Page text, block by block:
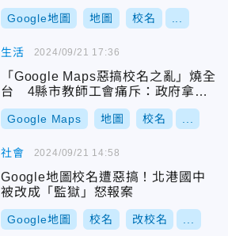
Google地圖 地圖 校名
生活
「Google Maps惡搞校名之亂」燒全
台 4縣市教師工會痛斥：政府拿不
出數位政策應對
Google Maps 地圖 校名
2024/09/21 17:36
社會
Google地圖校名遭惡搞！北港國中
被改成「監獄」怒報案
Google地圖 校名 改校名
2024/09/21 14:58